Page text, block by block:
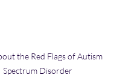
the Red Flags of Autism
Spectrum Disorder